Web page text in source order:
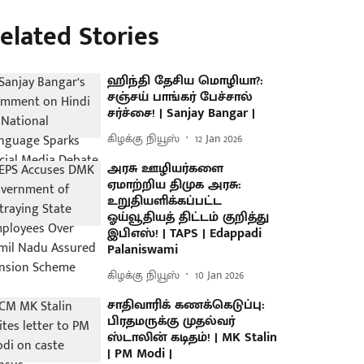
Stories
ஹிந்தி தேசிய மொழியா?:
சஞ்சய் பாங்கர் பேச்சால்
சர்ச்சை! | Sanjay Bangar |
கிழக்கு நியூஸ் 12 Jan 2026
அரசு ஊழியர்களை
ஏமாற்றிய திமுக அரசு:
உறுதியளிக்கப்பட்ட
ஓய்வூதியத் திட்டம் குறித்து
இபிஎஸ்! | TAPS | Edappadi
Palaniswami
கிழக்கு நியூஸ் 10 Jan 2026
சாதிவாரிக் கணக்கெடுப்பு:
பிரதமருக்கு முதல்வர்
ஸ்டாலின் கடிதம்! | MK Stalin
| PM Modi |